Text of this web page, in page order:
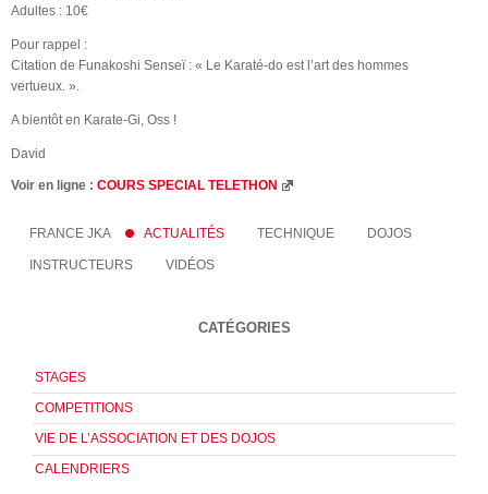
Adultes : 10€
Pour rappel :
Citation de Funakoshi Senseï : « Le Karaté-do est l’art des hommes
vertueux. ».
A bientôt en Karate-Gi, Oss !
David
Voir en ligne : COURS SPECIAL TELETHON
FRANCE JKA ACTUALITÉS TECHNIQUE DOJOS
INSTRUCTEURS VIDÉOS
CATÉGORIES
STAGES
COMPETITIONS
VIE DE L’ASSOCIATION ET DES DOJOS
CALENDRIERS